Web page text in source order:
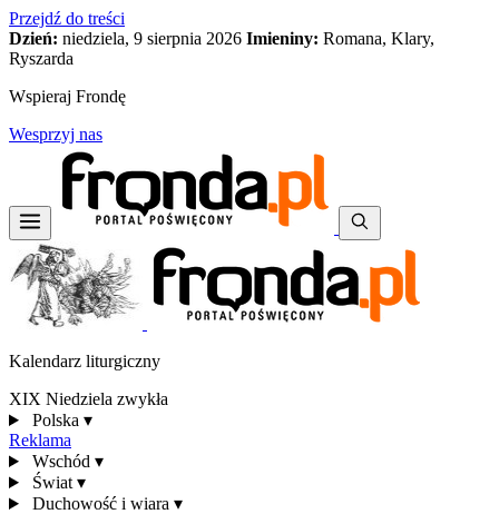
Przejdź do treści
Dzień: niedziela, 9 sierpnia 2026 Imieniny: Romana, Klary,
Ryszarda
Wspieraj Frondę
Wesprzyj nas
Kalendarz liturgiczny
XIX Niedziela zwykła
Polska ▾
Reklama
Wschód ▾
Świat ▾
Duchowość i wiara ▾